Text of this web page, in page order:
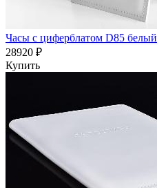
Часы с циферблатом D85 белый
28920 ₽
Купить